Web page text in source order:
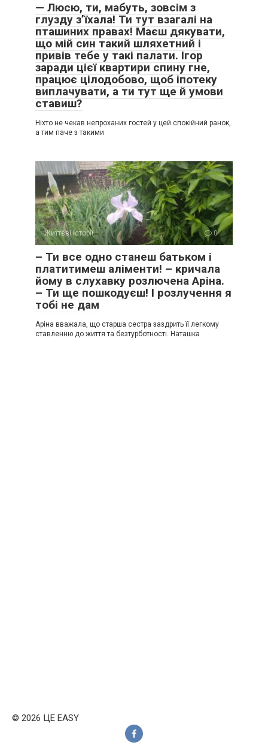
— Люсю, ти, мабуть, зовсім з
глузду з’їхала! Ти тут взагалі на
пташиних правах! Маєш дякувати,
що мій син такий шляхетний і
привів тебе у такі палати. Ігор
заради цієї квартири спину гне,
працює цілодобово, щоб іпотеку
виплачувати, а ти тут ще й умови
ставиш?
Ніхто не чекав непроханих гостей у цей спокійний ранок,
а тим паче з такими
Життєві історії 0
– Ти все одно станеш батьком і
платитимеш аліменти! – кричала
йому в слухавку розлючена Аріна.
– Ти ще пошкодуєш! І розлучення я
тобі не дам
Аріна вважала, що старша сестра заздрить її легкому
ставленню до життя та безтурботності. Наташка
© 2026 ЦЕ EASY